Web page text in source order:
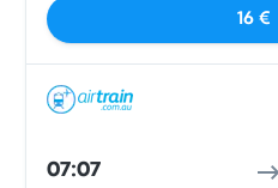
16 €
07:07